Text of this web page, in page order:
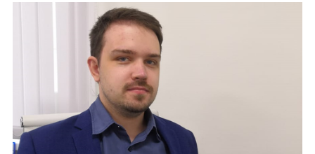
Секретариат
Члены МАПРЯЛ
Устав МАПРЯЛ
Вступить в МАПРЯЛ
История МАПРЯЛ